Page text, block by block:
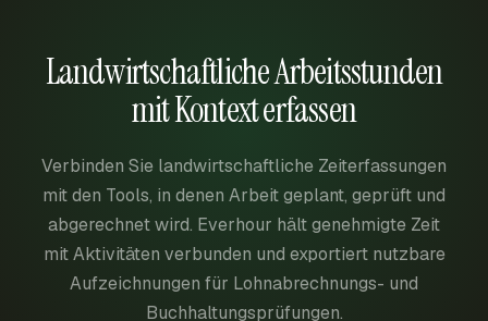
Landwirtschaftliche Arbeitsstunden
mit Kontext erfassen
Verbinden Sie landwirtschaftliche Zeiterfassungen
mit den Tools, in denen Arbeit geplant, geprüft und
abgerechnet wird. Everhour hält genehmigte Zeit
mit Aktivitäten verbunden und exportiert nutzbare
Aufzeichnungen für Lohnabrechnungs- und
Buchhaltungsprüfungen.